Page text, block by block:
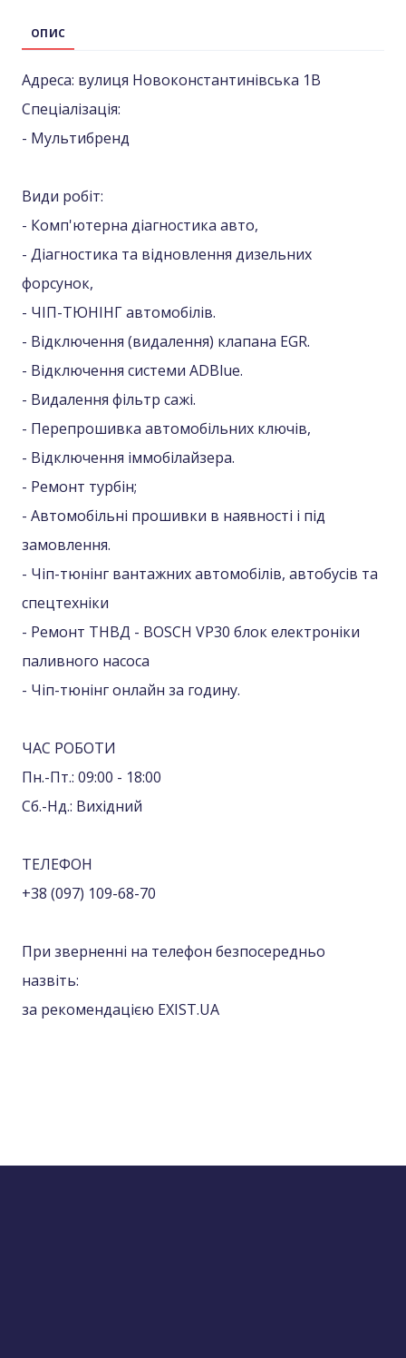
ОПИС
Адреса: вулиця Новоконстантинівська 1В
Спеціалізація:
- Мультибренд
Види робіт:
- Комп'ютерна діагностика авто,
- Діагностика та відновлення дизельних
форсунок,
- ЧІП-ТЮНІНГ автомобілів.
- Відключення (видалення) клапана EGR.
- Відключення системи ADBlue.
- Видалення фільтр сажі.
- Перепрошивка автомобільних ключів,
- Відключення іммобілайзера.
- Ремонт турбін;
- Автомобільні прошивки в наявності і під
замовлення.
- Чіп-тюнінг вантажних автомобілів, автобусів та
спецтехніки
- Ремонт ТНВД - BOSCH VP30 блок електроніки
паливного насоса
- Чіп-тюнінг онлайн за годину.
ЧАС РОБОТИ
Пн.-Пт.: 09:00 - 18:00
Сб.-Нд.: Вихідний
ТЕЛЕФОН
+38 (097) 109-68-70
При зверненні на телефон безпосередньо
назвіть:
за рекомендацією EXIST.UA